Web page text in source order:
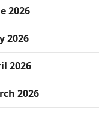
2026
2026
2026
2026